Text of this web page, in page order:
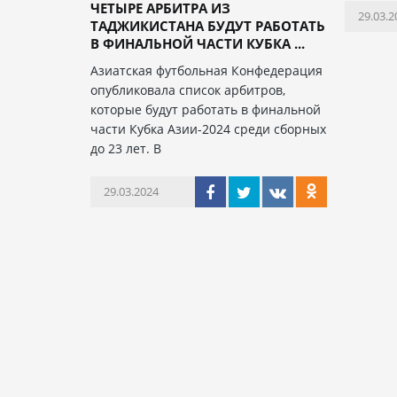
ЧЕТЫРЕ АРБИТРА ИЗ
ТАДЖИКИСТАНА БУДУТ РАБОТАТЬ
В ФИНАЛЬНОЙ ЧАСТИ КУБКА ...
Азиатская футбольная Конфедерация
опубликовала список арбитров,
которые будут работать в финальной
части Кубка Азии-2024 среди сборных
до 23 лет. В
29.03.2024